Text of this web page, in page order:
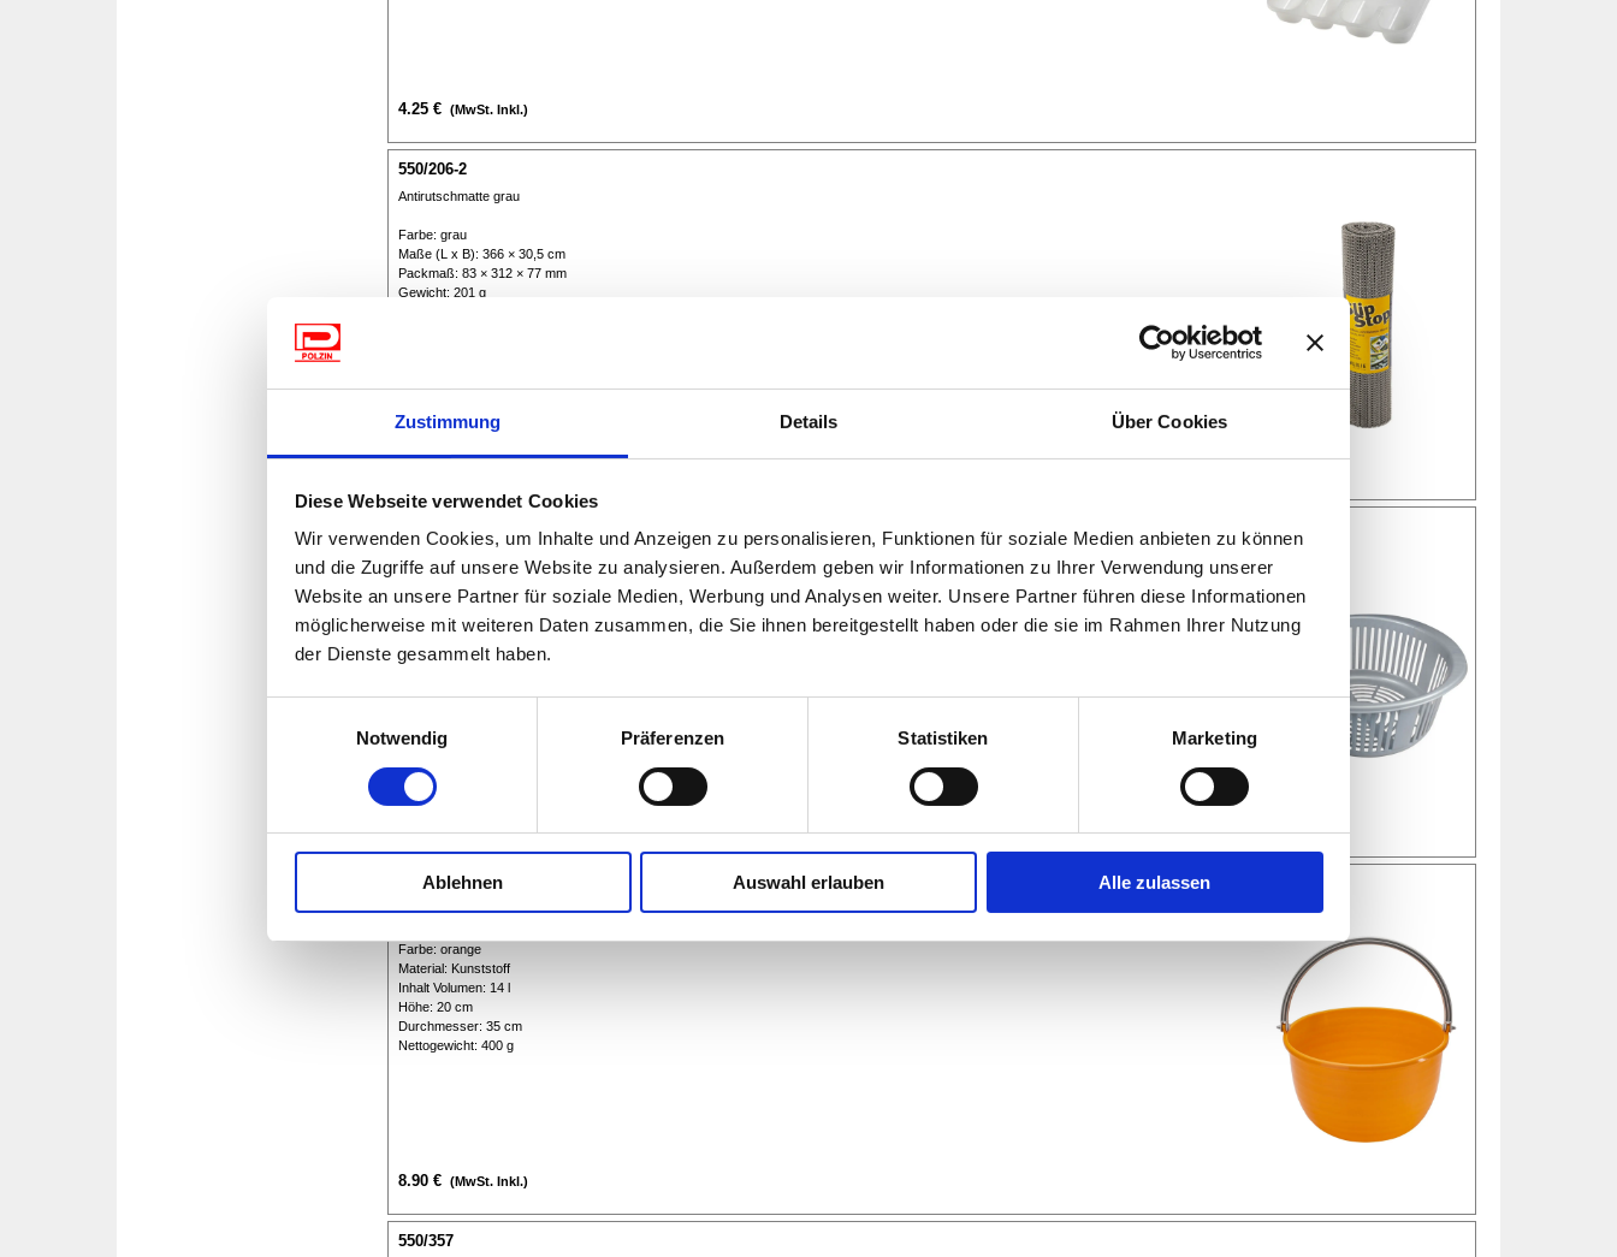
Zustimmung Details Über Cookies
Diese Webseite verwendet Cookies
Wir verwenden Cookies, um Inhalte und Anzeigen zu personalisieren, Funktionen für soziale Medien anbieten zu können
und die Zugriffe auf unsere Website zu analysieren. Außerdem geben wir Informationen zu Ihrer Verwendung unserer
Website an unsere Partner für soziale Medien, Werbung und Analysen weiter. Unsere Partner führen diese Informationen
möglicherweise mit weiteren Daten zusammen, die Sie ihnen bereitgestellt haben oder die sie im Rahmen Ihrer Nutzung
der Dienste gesammelt haben.
Notwendig
Präferenzen Statistiken Marketing
Ablehnen Auswahl erlauben Alle zulassen
4.25 € (MwSt. Inkl.)
550/206-2
Antirutschmatte grau
Farbe: grau
Maße (L x B): 366 × 30,5 cm
Packmaß: 83 × 312 × 77 mm
Gewicht: 201 g
Material: Kunststoff
Maße (B x T x H): 36 × 32,5 × 14,5 cm
Gewicht: 220 g
550/283
Vielzweckeimer Vinis orange 14 Liter
Farbe: orange
Material: Kunststoff
Inhalt Volumen: 14 l
Höhe: 20 cm
Durchmesser: 35 cm
Nettogewicht: 400 g
8.90 € (MwSt. Inkl.)
550/357